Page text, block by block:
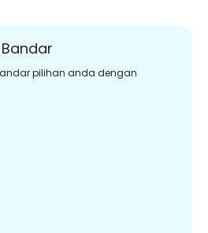
pilihan anda dengan